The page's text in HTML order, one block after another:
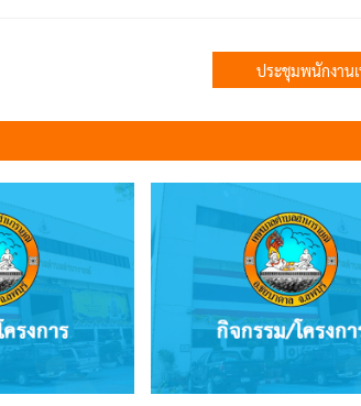
ประชุมพนักงาน